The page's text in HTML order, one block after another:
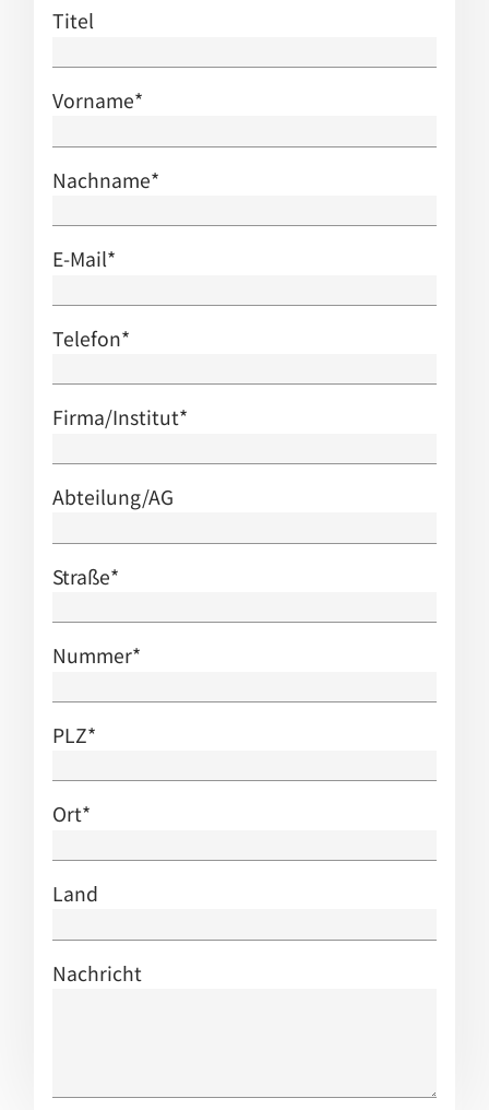
Titel
Vorname*
Nachname*
E-Mail*
Telefon*
Firma/Institut*
Abteilung/AG
Straße*
Nummer*
PLZ*
Ort*
Land
Nachricht